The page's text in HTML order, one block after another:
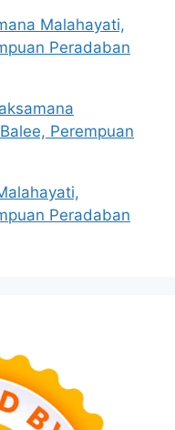
Malahayati,
Peradaban
Perempuan
Peradaban